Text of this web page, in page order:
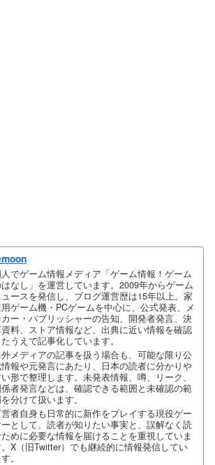
でゲーム情報メディア「ゲーム情報！ゲーム
なし」を運営しています。2009年からゲーム
ースを発信し、ブログ運営歴は15年以上。家
ゲーム機・PCゲームを中心に、公式発表、メ
カー・パブリッシャーの告知、開発者発言、決
料、ストア情報など、出典に近い情報を確認
たうえで記事化しています。
メディアの記事を扱う場合も、可能な限り公
報や元発言にあたり、日本の読者に分かりや
形で整理します。未発表情報、噂、リーク、
者発言などは、確認できる範囲と未確認の範
分けて扱います。
者自身も日常的に新作をプレイする現役ゲー
ーとして、読者が知りたい事実と、誤解なく読
めに必要な情報を届けることを重視していま
X（旧Twitter）でも継続的に情報発信してい
。